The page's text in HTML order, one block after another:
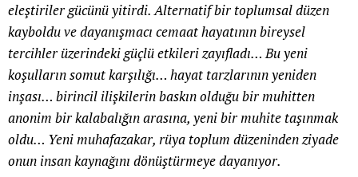
eleştiriler gücünü yitirdi. Alternatif bir toplumsal düzen
kayboldu ve dayanışmacı cemaat hayatının bireysel
tercihler üzerindeki güçlü etkileri zayıfladı… Bu yeni
koşulların somut karşılığı… hayat tarzlarının yeniden
inşası… birincil ilişkilerin baskın olduğu bir muhitten
anonim bir kalabalığın arasına, yeni bir muhite taşınmak
oldu… Yeni muhafazakar, rüya toplum düzeninden ziyade
onun insan kaynağını dönüştürmeye dayanıyor.